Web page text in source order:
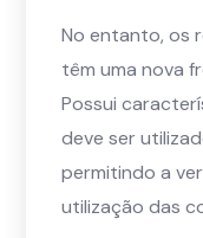
No entanto, os
têm uma nova
Possui
deve ser
permitindo a
utilização das